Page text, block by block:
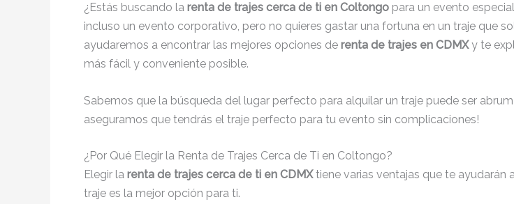
¿Estás buscando la renta de trajes cerca de ti en Coltongo para un evento
incluso un evento corporativo, pero no quieres gastar una fortuna en un traje que
ayudaremos a encontrar las mejores opciones de renta de trajes en CDMXy te
más fácil y conveniente posible.
Sabemos que la búsqueda del lugar perfecto para alquilar un traje puede ser
aseguramos que tendrás el traje perfecto para tu evento sin complicaciones!
¿Por Qué Elegir la Renta de Trajes Cerca de Ti en Coltongo?
Elegir la renta de trajes cerca de ti en CDMXtiene varias ventajas que te ayudarán
traje es la mejor opción para ti.